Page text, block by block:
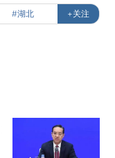
#湖北 +关注